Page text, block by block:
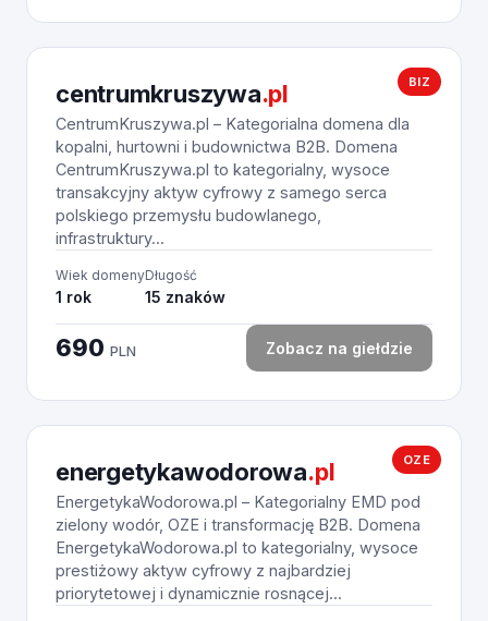
BIZ
centrumkruszywa.pl
CentrumKruszywa.pl – Kategorialna domena dla
kopalni, hurtowni i budownictwa B2B. Domena
CentrumKruszywa.pl to kategorialny, wysoce
transakcyjny aktyw cyfrowy z samego serca
polskiego przemysłu budowlanego,
infrastruktury...
Wiek domeny
1 rok
Długość
15 znaków
690 PLN Zobacz na giełdzie
OZE
energetykawodorowa.pl
EnergetykaWodorowa.pl – Kategorialny EMD pod
zielony wodór, OZE i transformację B2B. Domena
EnergetykaWodorowa.pl to kategorialny, wysoce
prestiżowy aktyw cyfrowy z najbardziej
priorytetowej i dynamicznie rosnącej...